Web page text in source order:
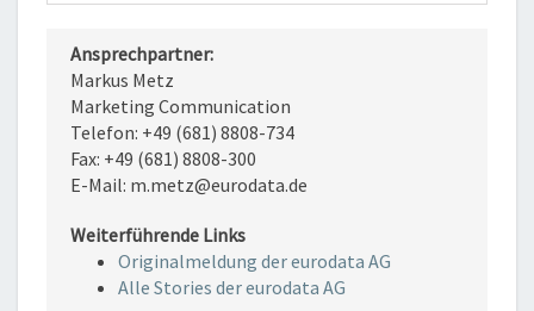
Ansprechpartner:
Markus Metz
Marketing Communication
Telefon: +49 (681) 8808-734
Fax: +49 (681) 8808-300
E-Mail: m.metz@eurodata.de
Weiterführende Links
Originalmeldung der eurodata AG
Alle Stories der eurodata AG